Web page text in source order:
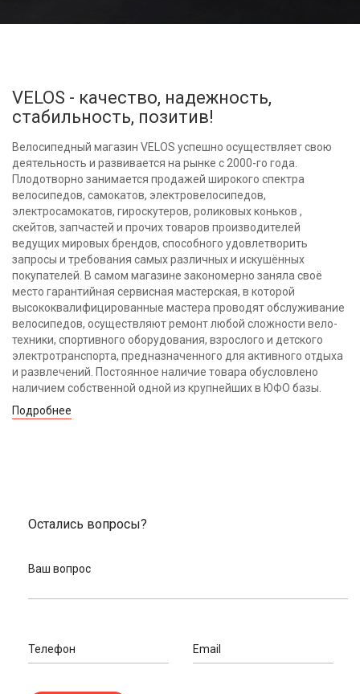
VELOS - качество, надежность,
стабильность, позитив!
Велосипедный магазин VELOS успешно осуществляет свою
деятельность и развивается на рынке с 2000-го года.
Плодотворно занимается продажей широкого спектра
велосипедов, самокатов, электровелосипедов,
электросамокатов, гироскутеров, роликовых коньков ,
скейтов, запчастей и прочих товаров производителей
ведущих мировых брендов, способного удовлетворить
запросы и требования самых различных и искушённых
покупателей. В самом магазине закономерно заняла своё
место гарантийная сервисная мастерская, в которой
высококвалифицированные мастера проводят обслуживание
велосипедов, осуществляют ремонт любой сложности вело-
техники, спортивного оборудования, взрослого и детского
электротранспорта, предназначенного для активного отдыха
и развлечений. Постоянное наличие товара обусловлено
наличием собственной одной из крупнейших в ЮФО базы.
Подробнее
Остались вопросы?
Ваш вопрос
Телефон Email